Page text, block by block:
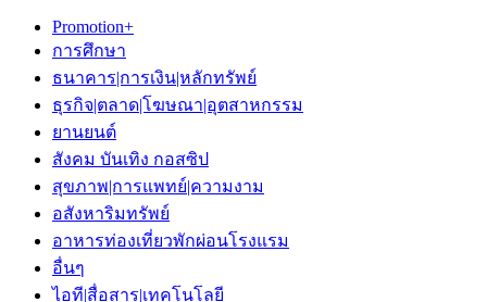
Promotion+
การศึกษา
ธนาคาร|การเงิน|หลักทรัพย์
ธุรกิจ|ตลาด|โฆษณา|อุตสาหกรรม
ยานยนต์
สังคม บันเทิง กอสซิป
สุขภาพ|การแพทย์|ความงาม
อสังหาริมทรัพย์
อาหารท่องเที่ยวพักผ่อนโรงแรม
อื่นๆ
ไอที|สื่อสาร|เทคโนโลยี